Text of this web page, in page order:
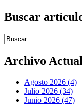
Buscar
Introduce términos de
Archivo
Agosto 2026 (4)
Julio 2026 (34)
Junio 2026 (47)